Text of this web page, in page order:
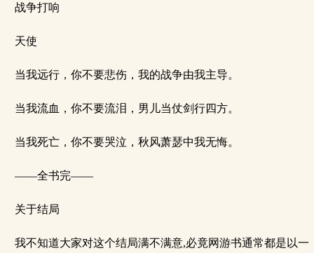
战争打响
天使
当我远行，你不要悲伤，我的战争由我主导。
当我流血，你不要流泪，男儿当仗剑行四方。
当我死亡，你不要哭泣，秋风萧瑟中我无悔。
——全书完——
关于结局
我不知道大家对这个结局满不满意,必竟网游书通常都是以一